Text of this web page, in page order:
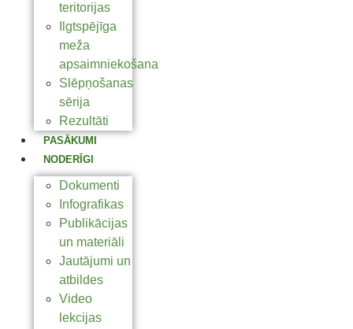
teritorijas
Ilgtspējīga
meža
apsaimniekošana
Slēpņošanas
sērija
Rezultāti
PASĀKUMI
NODERĪGI
Dokumenti
Infografikas
Publikācijas
un materiāli
Jautājumi un
atbildes
Video
lekcijas